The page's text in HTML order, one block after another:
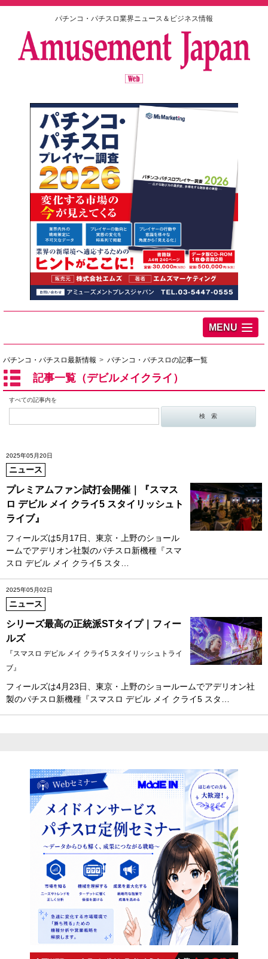
パチンコ・パチスロ業界ニュース＆ビジネス情報
MENU
パチンコ・パチスロ最新情報 パチンコ・パチスロの記事一覧
記事一覧（デビルメイクライ）
すべての記事内を
2025年05月20日
ニュース
プレミアムファン試打会開催｜『スマス
ロ デビル メイ クライ5 スタイリッシュト
ライブ』
フィールズは5月17日、東京・上野のショール
ームでアデリオン社製のパチスロ新機種『スマ
スロ デビル メイ クライ5 スタ…
2025年05月02日
ニュース
シリーズ最高の正統派STタイプ｜フィー
ルズ
『スマスロ デビル メイ クライ5 スタイリッシュトライ
ブ』
フィールズは4月23日、東京・上野のショールームでアデリオン社
製のパチスロ新機種『スマスロ デビル メイ クライ5 スタ…